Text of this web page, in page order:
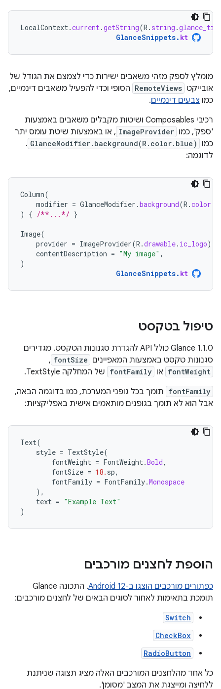
LocalContext.current.getString(R . string .
GlanceSnippets. kt
מומלץ לספק מזהי משאבים ישירות כדי לצמצם את הגודל של
אובייקט RemoteViews הסופי וכדי להפעיל משאבים דינמיים,
כמו צבעים דינמיים.
רכיבי Composables ושיטות מקבלים משאבים באמצעות
'ספק', כמו ImageProvider , או באמצעות שיטת עומס יתר
כמו
GlanceModifier.background(R.color.blue)
.
לדוגמה:
Column(
modifier = GlanceModifier .background(R .color
)
{ /**...*/ }
Image(
provider = ImageProvider(R .drawable. ic_logo),
contentDescription = "My image" ,
)
GlanceSnippets. kt
טיפול בטקסט
‫Glance 1.1.0 כולל API להגדרת סגנונות הטקסט. מגדירים
סגנונות טקסט באמצעות המאפיינים fontSize
,
fontWeight או fontFamily של המחלקה TextStyle.
fontFamily תומך בכל גופני המערכת, כמו בדוגמה הבאה,
אבל הוא לא תומך בגופנים מותאמים אישית באפליקציות:
Text(
style = TextStyle(
fontWeight = FontWeight.Bold,
fontSize = 18. sp,
fontFamily = FontFamily.Monospace
),
text = "Example Text"
)
הוספת לחצנים מורכבים
כפתורים מורכבים הוצגו ב-Android 12
. התכונה Glance
תומכת בתאימות לאחור לסוגים הבאים של לחצנים מורכבים:
Switch
CheckBox
RadioButton
כל אחד מהלחצנים המורכבים האלה מציג תצוגה שניתנת
ללחיצה ומייצגת את המצב 'מסומן'.